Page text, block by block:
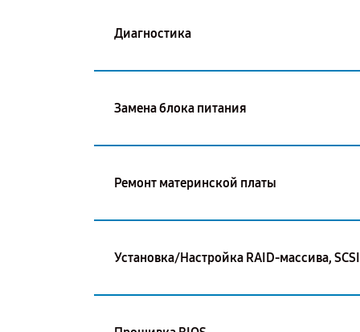
Диагностика
Замена блока питания
Ремонт материнской платы
Установка/Настройка RAID-массива,